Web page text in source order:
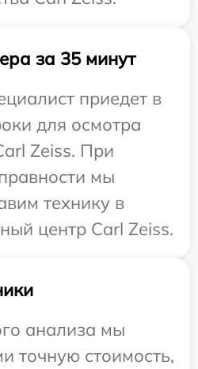
за 35 минут
приедет в
для осмотра
Zeiss. При
мы
технику в
центр Carl Zeiss.
анализа мы
точную стоимость,